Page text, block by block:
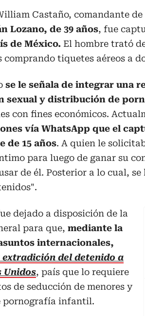
Castaño, comandante
Lozano, de 39 años, fue
de México. El hombre trató
comprando tiquetes aéreos a
se le señala de integrar una
sexual y distribución de
con fines económicos.
vía WhatsApp que el
de 15 años. A quien le
para luego de ganar su
de él. Posterior a lo cual,
dejado a disposición de la
para que, mediante la
internacionales,
extradición del detenido a
Unidos, país que lo requiere
de seducción de menores y
pornografía infantil.